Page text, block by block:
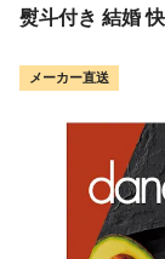
熨斗付き 結婚
メーカー直送